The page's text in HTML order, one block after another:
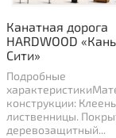
Канатная дорога
HARDWOOD
Сити»
Подробные
конструкции:
лиственницы.
деревозащитный...